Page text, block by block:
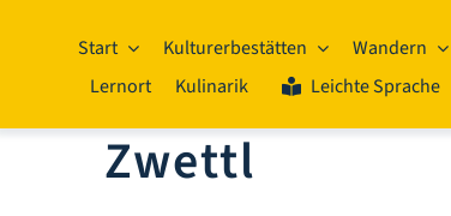
Start Kulturerbestätten Wandern
Lernort
Kulinarik Leichte Sprache
Zwettl